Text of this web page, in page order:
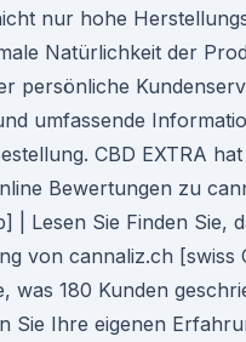
nur hohe
Natürlichkeit der
persönliche
umfassende
CBD EXTRA
Bewertungen zu
| Lesen Sie Finden Sie,
von cannaliz.ch [swiss
was 180 Kunden
Sie Ihre eigenen